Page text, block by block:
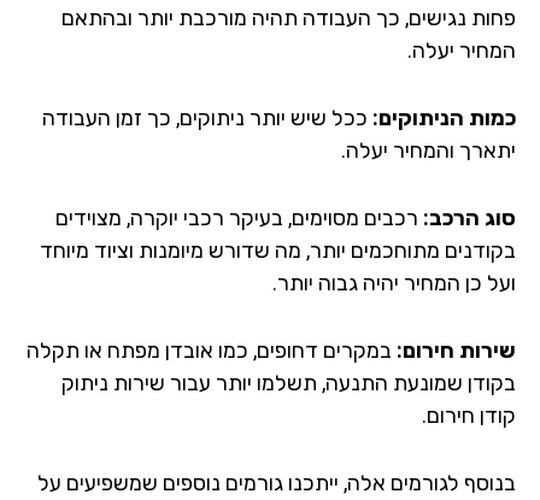
נגישים, כך העבודה תהיה מורכבת יותר ובהתאם
יעלה.
הניתוקים:ככל שיש יותר ניתוקים, כך זמן העבודה
והמחיר יעלה.
הרכב:רכבים מסוימים, בעיקר רכבי יוקרה, מצוידים
מתוחכמים יותר, מה שדורש מיומנות וציוד מיוחד
כן המחיר יהיה גבוה יותר.
חירום:במקרים דחופים, כמו אובדן מפתח או תקלה
שמונעת התנעה, תשלמו יותר עבור שירות ניתוק
חירום.
לגורמים אלה, ייתכנו גורמים נוספים שמשפיעים על